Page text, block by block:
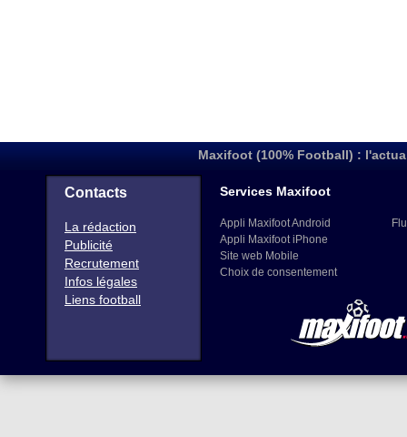
Maxifoot (100% Football) :
Contacts
La rédaction
Publicité
Recrutement
Infos légales
Liens football
Services Maxifoot
Appli Maxifoot Android
Appli Maxifoot iPhone
Site web Mobile
Choix de consentement